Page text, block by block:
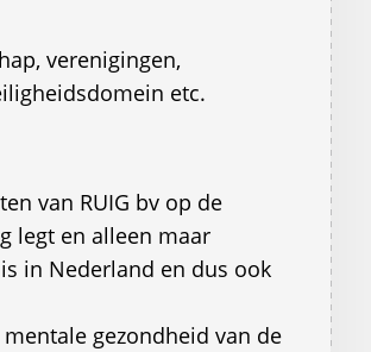
verenigingen,
etc.
van RUIG bv op de
legt en alleen maar
in Nederland en dus ook
gezondheid van de